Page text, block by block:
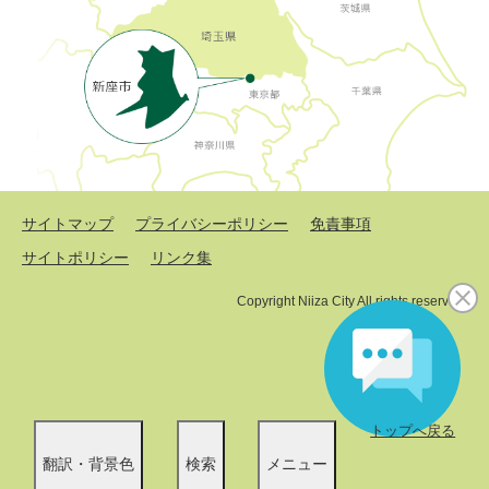
翻訳・背景色 検索 メニュー
トップへ戻る
サイトマップ プライバシーポリシー
免責事項
サイトポリシー
リンク集
Copyright Niiza City All rights reserved.